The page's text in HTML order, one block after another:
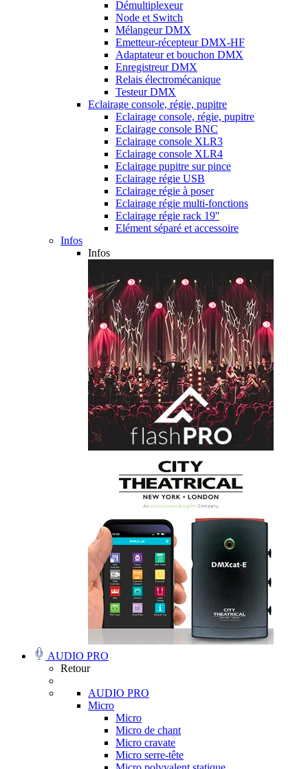
Démultiplexeur
Node et Switch
Mélangeur DMX
Emetteur-récepteur DMX-HF
Adaptateur et bouchon DMX
Enregistreur DMX
Relais électromécanique
Testeur DMX
Eclairage console, régie, pupitre
Eclairage console, régie, pupitre
Eclairage console BNC
Eclairage console XLR3
Eclairage console XLR4
Eclairage pupitre sur pince
Eclairage régie USB
Eclairage régie à poser
Eclairage régie multi-fonctions
Eclairage régie rack 19''
Elément séparé et accessoire
Infos
Infos
AUDIO PRO
Retour
AUDIO PRO
Micro
Micro
Micro de chant
Micro cravate
Micro serre-tête